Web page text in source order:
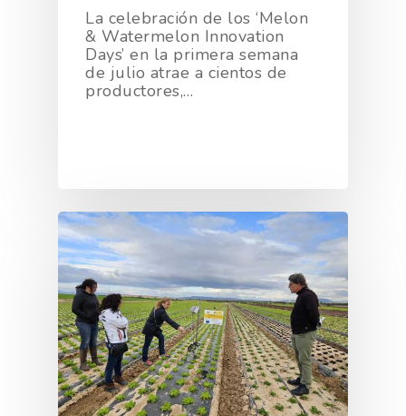
La celebración de los ‘Melon
& Watermelon Innovation
Days’ en la primera semana
de julio atrae a cientos de
productores,…